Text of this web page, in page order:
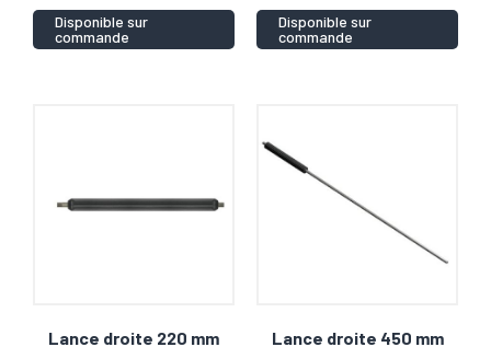
Disponible sur
commande
Disponible sur
commande
Lance droite 220 mm
Lance droite 450 mm